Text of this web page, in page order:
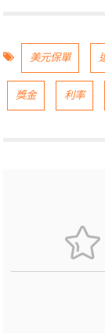
美元保單
獎金 利率